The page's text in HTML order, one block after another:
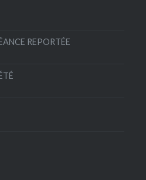
REPORTÉE